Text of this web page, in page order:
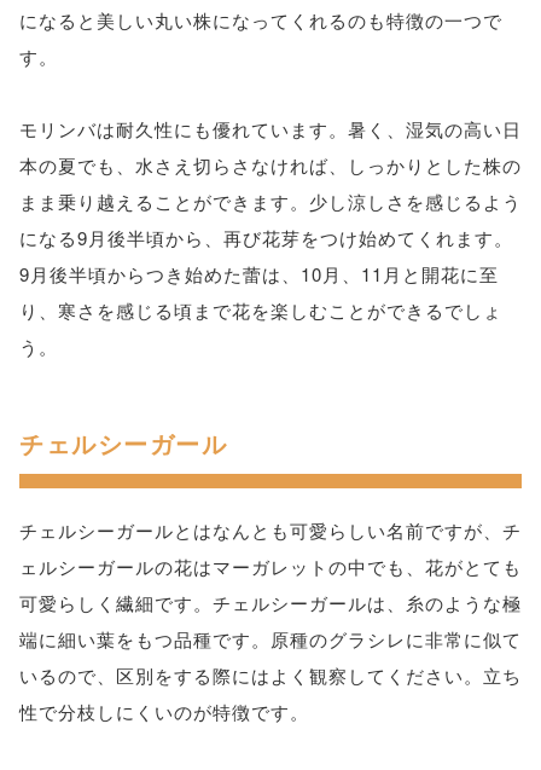
になると美しい丸い株になってくれるのも特徴の一つで
す。
モリンバは耐久性にも優れています。暑く、湿気の高い日
本の夏でも、水さえ切らさなければ、しっかりとした株の
まま乗り越えることができます。少し涼しさを感じるよう
になる9月後半頃から、再び花芽をつけ始めてくれます。
9月後半頃からつき始めた蕾は、10月、11月と開花に至
り、寒さを感じる頃まで花を楽しむことができるでしょ
う。
チェルシーガール
チェルシーガールとはなんとも可愛らしい名前ですが、チ
ェルシーガールの花はマーガレットの中でも、花がとても
可愛らしく繊細です。チェルシーガールは、糸のような極
端に細い葉をもつ品種です。原種のグラシレに非常に似て
いるので、区別をする際にはよく観察してください。立ち
性で分枝しにくいのが特徴です。